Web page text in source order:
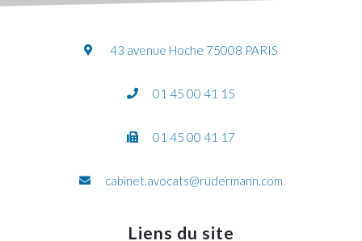
43 avenue Hoche 75008 PARIS
01 45 00 41 15
01 45 00 41 17
cabinet.avocats@rudermann.com
Liens du site